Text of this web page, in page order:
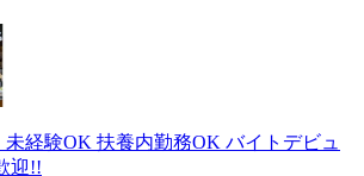
経験OK 扶養内勤務OK バイトデビュ
迎!!